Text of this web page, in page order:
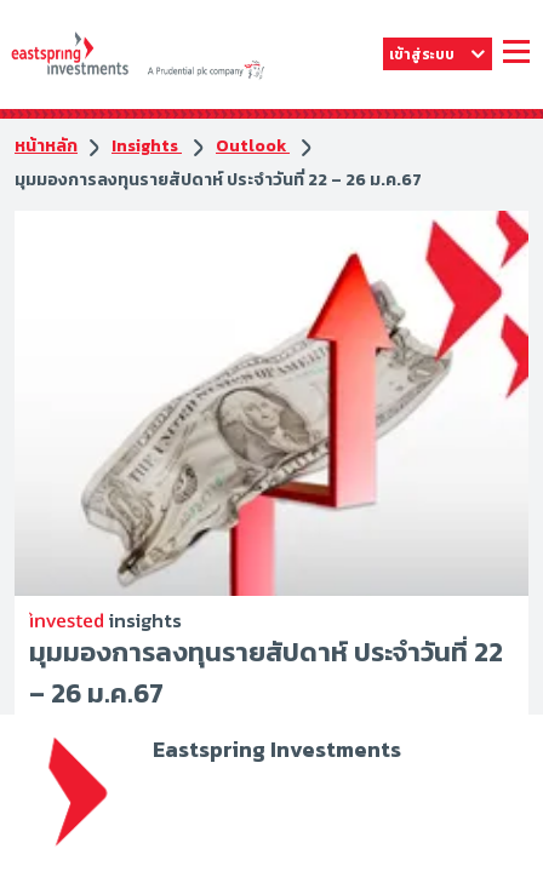
เข้าสู่ระบบ
หน้าหลัก Insights
Outlook
มุมมองการลงทุนรายสัปดาห์ ประจำวันที่ 22 – 26 ม.ค.67
insights
มุมมองการลงทุนรายสัปดาห์ ประจำวันที่ 22
– 26 ม.ค.67
Eastspring Investments